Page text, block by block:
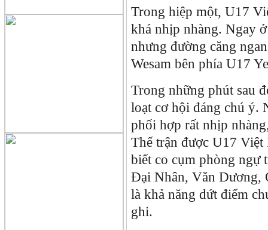
Trong hiệp một, U17
khá nhịp nhàng. Ngay
nhưng đường căng
Wesam bên phía U17
Trong những phút sau
loạt cơ hội đáng chú ý.
phối hợp rất nhịp
Thế trận được U17
biết co cụm phòng ngự
Đại Nhân, Văn Dương,
là khả năng dứt điểm
ghi.